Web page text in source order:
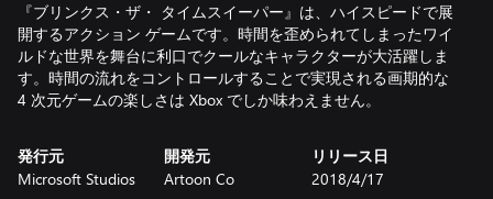
『ブリンクス・ザ・ タイムスイーパー』は、ハイスピードで展
開するアクション ゲームです。時間を歪められてしまったワイ
ルドな世界を舞台に利口でクールなキャラクターが大活躍しま
す。時間の流れをコントロールすることで実現される画期的な
4 次元ゲームの楽しさは Xbox でしか味わえません。
発行元
Microsoft Studios
開発元
Artoon Co
リリース日
2018/4/17